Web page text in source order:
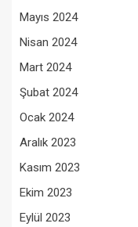
Mayıs 2024
Nisan 2024
Mart 2024
Şubat 2024
Ocak 2024
Aralık 2023
Kasım 2023
Ekim 2023
Eylül 2023